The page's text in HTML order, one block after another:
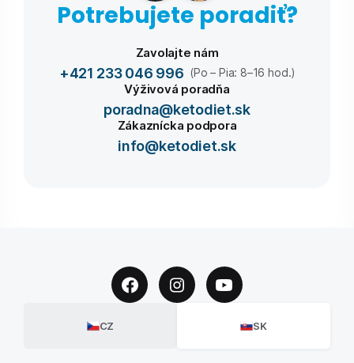
Potrebujete poradiť?
Zavolajte nám
+421 233 046 996 (Po – Pia: 8–16 hod.)
Výživová poradňa
poradna@ketodiet.sk
Zákaznícka podpora
info@ketodiet.sk
CZ SK